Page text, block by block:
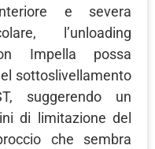
e severa
l’unloading
Impella possa
sottoslivellamento
suggerendo un
di limitazione del
che sembra